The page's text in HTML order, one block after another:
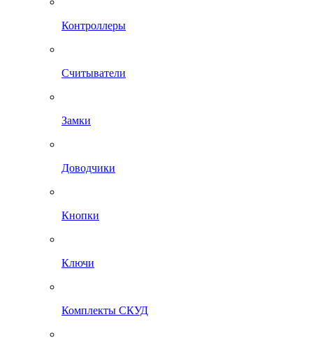
Контроллеры
Считыватели
Замки
Доводчики
Кнопки
Ключи
Комплекты СКУД